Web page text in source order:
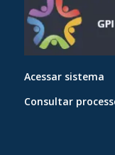
Acessar sistema
Consultar